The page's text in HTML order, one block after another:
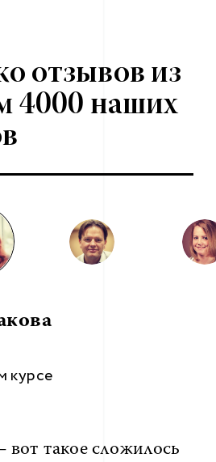
отзывов из
4000 наших
курсе
вот такое сложилось